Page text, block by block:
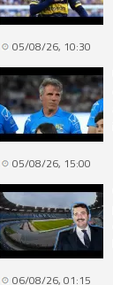
05/08/26, 10:30
05/08/26, 15:00
06/08/26, 01:15